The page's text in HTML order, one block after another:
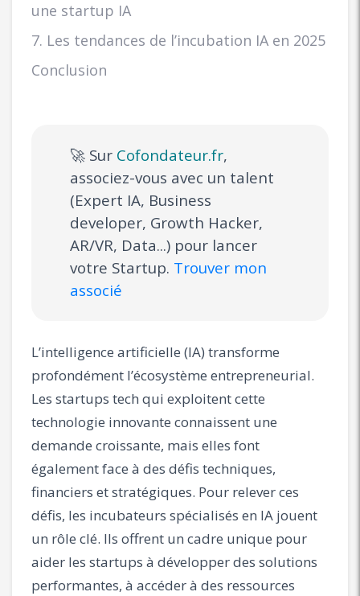
une startup IA
7. Les tendances de l’incubation IA en 2025
Conclusion
🚀 Sur Cofondateur.fr,
associez-vous avec un talent
(Expert IA, Business
developer, Growth Hacker,
AR/VR, Data...) pour lancer
votre Startup. Trouver mon
associé
L’intelligence artificielle (IA) transforme
profondément l’écosystème entrepreneurial.
Les startups tech qui exploitent cette
technologie innovante connaissent une
demande croissante, mais elles font
également face à des défis techniques,
financiers et stratégiques. Pour relever ces
défis, les incubateurs spécialisés en IA jouent
un rôle clé. Ils offrent un cadre unique pour
aider les startups à développer des solutions
performantes, à accéder à des ressources